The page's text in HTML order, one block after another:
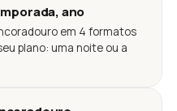
ano
em 4 formatos
plano: uma noite ou a